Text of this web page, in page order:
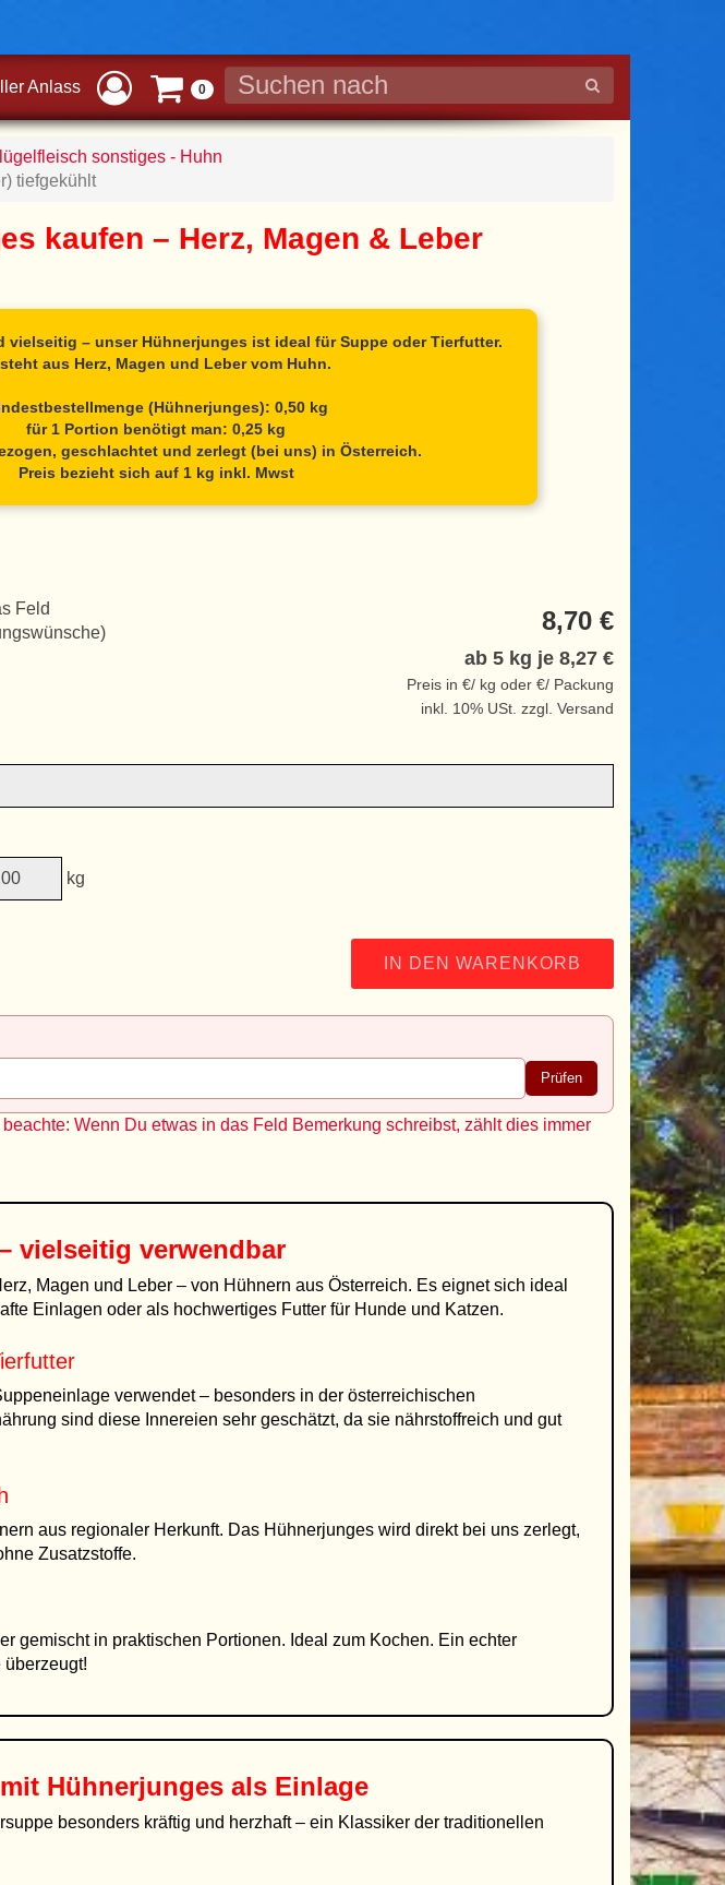
Anlass 0
sonstiges - Huhn
tiefgekühlt
kaufen – Herz, Magen & Leber
vielseitig – unser Hühnerjunges ist ideal für Suppe oder Tierfutter.
aus Herz, Magen und Leber vom Huhn.
(Hühnerjunges): 0,50 kg
für 1 Portion benötigt man: 0,25 kg
geschlachtet und zerlegt (bei uns) in Österreich.
Preis bezieht sich auf 1 kg inkl. Mwst
Feld
8,70 €
ab 5 kg je 8,27 €
Preis in €/ kg oder €/ Packung
inkl. 10% USt. zzgl. Versand
kg
IN DEN WARENKORB
Prüfen
Wenn Du etwas in das Feld Bemerkung schreibst, zählt dies immer
vielseitig verwendbar
Magen und Leber – von Hühnern aus Österreich. Es eignet sich ideal
Einlagen oder als hochwertiges Futter für Hunde und Katzen.
verwendet – besonders in der österreichischen
sind diese Innereien sehr geschätzt, da sie nährstoffreich und gut
aus regionaler Herkunft. Das Hühnerjunges wird direkt bei uns zerlegt,
Zusatzstoffe.
gemischt in praktischen Portionen. Ideal zum Kochen. Ein echter
überzeugt!
Hühnerjunges als Einlage
besonders kräftig und herzhaft – ein Klassiker der traditionellen